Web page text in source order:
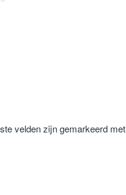
velden zijn gemarkeerd met